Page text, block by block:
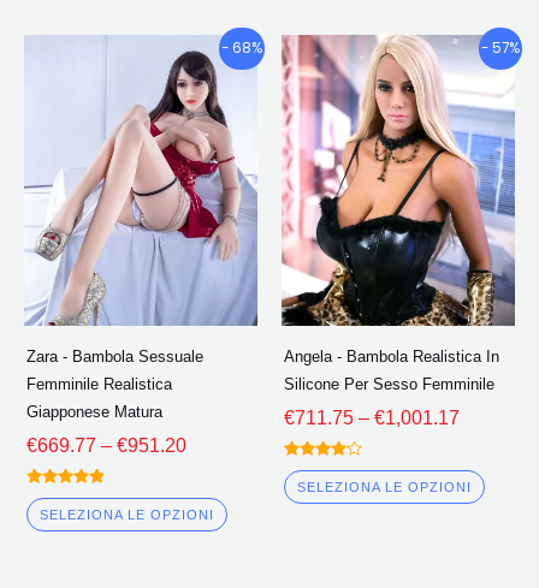
- 68%
Zara - Bambola Sessuale
Femminile Realistica
Giapponese Matura
€669.77 – €951.20
Fascia
di
prezzo:
€669.77
Attraverso
€951.20
Valutato
4.75
fuori da 5
SELEZIONA LE OPZIONI
Questo
prodotto
più
varianti.
Le
opzioni
possono
essere
pagina
prodotto
- 57%
Angela - Bambola Realistica In
Silicone Per Sesso Femminile
€711.75 – €1,001.17
Fascia
di
prezzo:
€711.75
Valutato
4.00
fuori da 5
SELEZIONA LE OPZIONI
ha
più
Le
nella